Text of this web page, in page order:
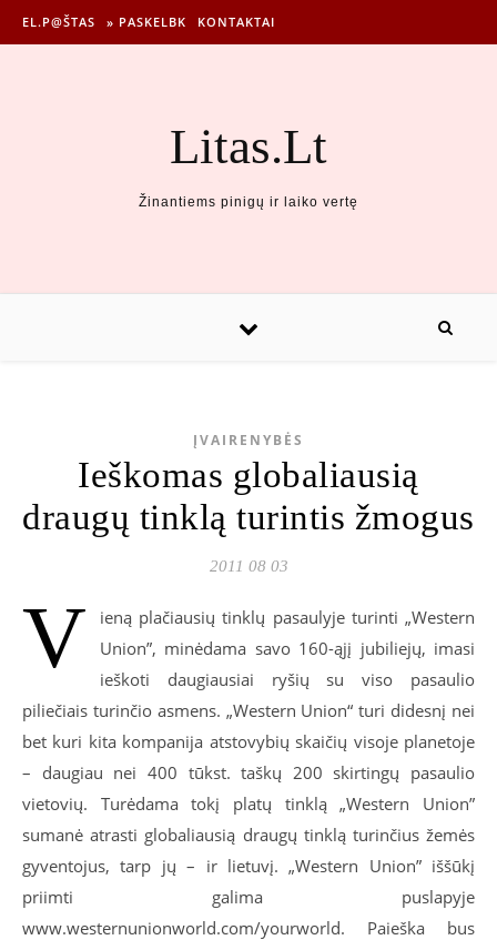
EL.P@ŠTAS » PASKELBK KONTAKTAI
Litas.Lt
Žinantiems pinigų ir laiko vertę
ĮVAIRENYBĖS
Ieškomas globaliausią
draugų tinklą turintis žmogus
2011 08 03
V
ieną plačiausių tinklų pasaulyje turinti „Western
Union”, minėdama savo 160-ąjį jubiliejų, imasi
ieškoti daugiausiai ryšių su viso pasaulio
piliečiais turinčio asmens. „Western Union“ turi didesnį nei
bet kuri kita kompanija atstovybių skaičių visoje planetoje
– daugiau nei 400 tūkst. taškų 200 skirtingų pasaulio
vietovių. Turėdama tokį platų tinklą „Western Union”
sumanė atrasti globaliausią draugų tinklą turinčius žemės
gyventojus, tarp jų – ir lietuvį. „Western Union” iššūkį
priimti galima puslapyje
www.westernunionworld.com/yourworld. Paieška bus